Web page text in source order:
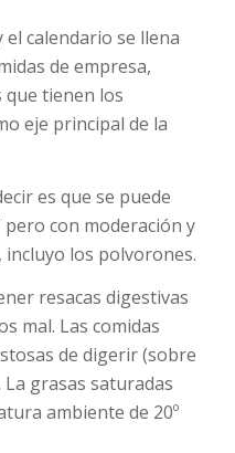
el calendario se llena
de empresa,
que tienen los
eje principal de la
es que se puede
con moderación y
los polvorones.
resacas digestivas
mal. Las comidas
de digerir (sobre
grasas saturadas
ambiente de 20º